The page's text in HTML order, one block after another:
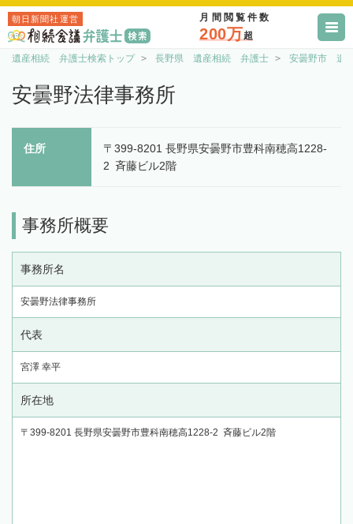
朝日新聞社運営 月間閲覧件数
200万超
遺産相続 弁護士検索トップ 長野県 遺産相続 弁護士 安曇野市 遺
安曇野法律事務所
住所
〒399-8201 長野県安曇野市豊科南穂高1228-
2 斉藤ビル2階
事務所概要
事務所名
安曇野法律事務所
代表
宮澤 幸平
所在地
〒399-8201 長野県安曇野市豊科南穂高1228-2 斉藤ビル2階